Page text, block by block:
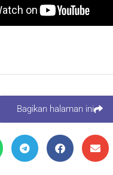
Bagikan halaman ini